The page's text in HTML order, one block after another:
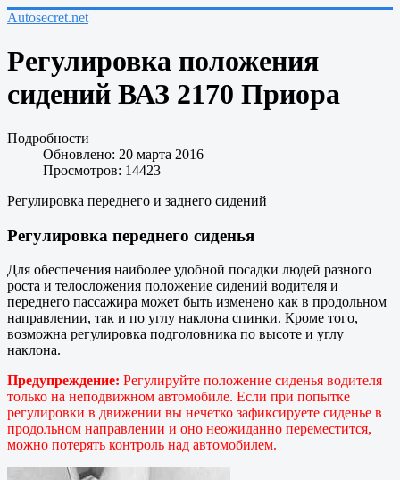
Autosecret.net
Регулировка положения
сидений ВАЗ 2170 Приора
Подробности
Обновлено: 20 марта 2016
Просмотров: 14423
Регулировка переднего и заднего сидений
Регулировка переднего сиденья
Для обеспечения наиболее удобной посадки людей разного
роста и телосложения положение сидений водителя и
переднего пассажира может быть изменено как в продольном
направлении, так и по углу наклона спинки. Кроме того,
возможна регулировка подголовника по высоте и углу
наклона.
Предупреждение: Регулируйте положение сиденья водителя
только на неподвижном автомобиле. Если при попытке
регулировки в движении вы нечетко зафиксируете сиденье в
продольном направлении и оно неожиданно переместится,
можно потерять контроль над автомобилем.